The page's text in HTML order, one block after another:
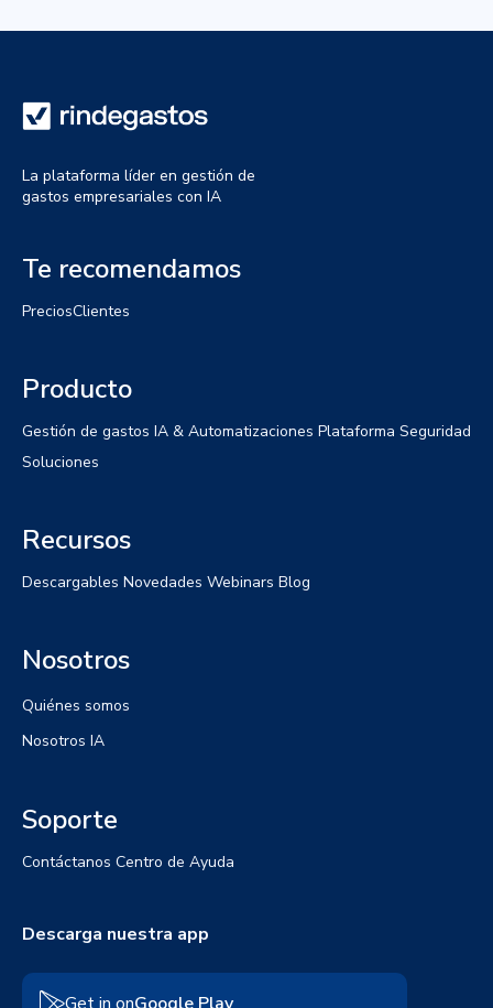
La plataforma líder en gestión de
gastos empresariales con IA
Te recomendamos
PreciosClientes
Producto
Gestión de gastos IA & Automatizaciones Plataforma Seguridad
Soluciones
Recursos
Descargables Novedades Webinars Blog
Nosotros
Quiénes somos
Nosotros IA
Soporte
Contáctanos Centro de Ayuda
Descarga nuestra app